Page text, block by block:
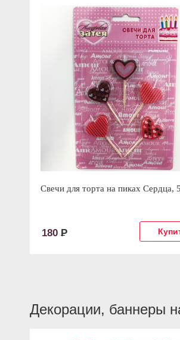
Свечи для торта на пиках Сердца,
180 Р
Декорации, баннеры